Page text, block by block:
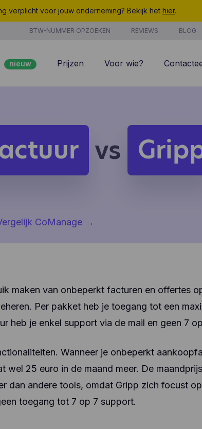
verplicht voor jouw onderneming? Bekijk het hier.
BTW-NUMMER OPZOEKEN REVIEWS BLOG
nieuw
Uurregistratie nieuw
Producten & Diensten
Prijzen Voor wie?
vs
CoManage →
maken van onbeperkt facturen en offertes
Per pakket heb je toegang tot een
heb je enkel support via de mail en geen 7
Wanneer je onbeperkt
wel 25 euro in de maand meer. De
dan andere tools, omdat Gripp zich focust
toegang tot 7 op 7 support.